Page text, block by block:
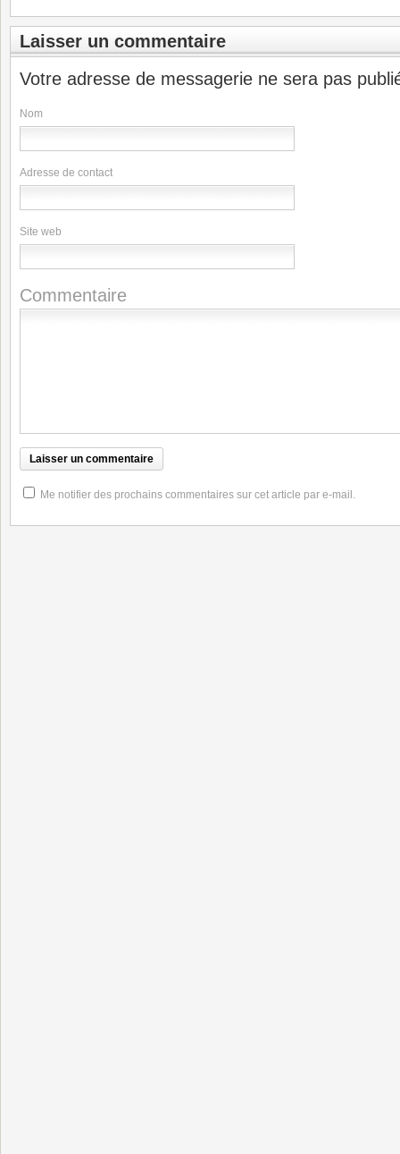
Laisser un commentaire
Votre adresse de messagerie ne sera pas
Nom
Adresse de contact
Site web
Commentaire
Me notifier des prochains commentaires sur cet article par e-mail.